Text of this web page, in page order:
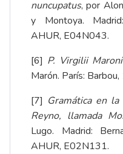
nuncupatus, por
y Montoya.
AHUR, E04N043.
[6] P. Virgilii
Marón. París:
[7] Gramática en
Reyno, llamada
Lugo. Madrid:
AHUR, E02N131.